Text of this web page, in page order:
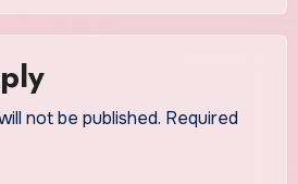
not be published. Required